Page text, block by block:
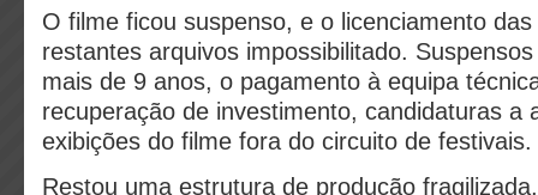
O filme ficou suspenso, e o licenciamento
restantes arquivos impossibilitado.
mais de 9 anos, o pagamento à equipa
recuperação de investimento, candidaturas a
exibições do filme fora do circuito de festivais.
Restou uma estrutura de produção